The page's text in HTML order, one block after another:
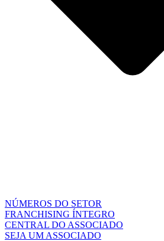
NÚMEROS DO SETOR
FRANCHISING ÍNTEGRO
CENTRAL DO ASSOCIADO
SEJA UM ASSOCIADO